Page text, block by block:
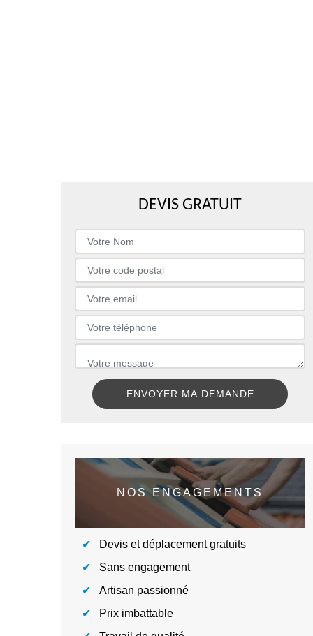
DEVIS GRATUIT
NOS ENGAGEMENTS
Devis et déplacement gratuits
Sans engagement
Artisan passionné
Prix imbattable